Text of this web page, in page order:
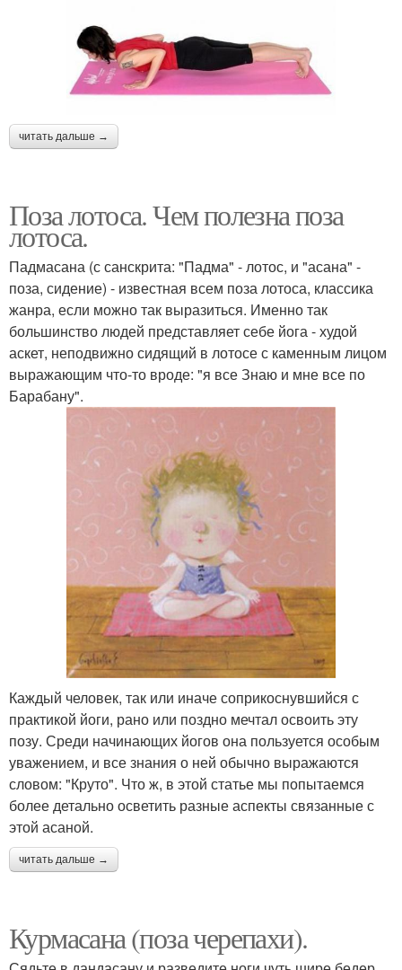
читать дальше →
Поза лотоса. Чем полезна поза
лотоса.
Падмасана (с санскрита: "Падма" - лотос, и "асана" -
поза, сидение) - известная всем поза лотоса, классика
жанра, если можно так выразиться. Именно так
большинство людей представляет себе йога - худой
аскет, неподвижно сидящий в лотосе с каменным лицом
выражающим что-то вроде: "я все Знаю и мне все по
Барабану".
Каждый человек, так или иначе соприкоснувшийся с
практикой йоги, рано или поздно мечтал освоить эту
позу. Среди начинающих йогов она пользуется особым
уважением, и все знания о ней обычно выражаются
словом: "Круто". Что ж, в этой статье мы попытаемся
более детально осветить разные аспекты связанные с
этой асаной.
читать дальше →
Курмасана (поза черепахи).